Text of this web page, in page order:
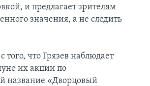
и предлагает зрителям
значения, а не следить
что Грязев наблюдает
их акции по
название «Дворцовый